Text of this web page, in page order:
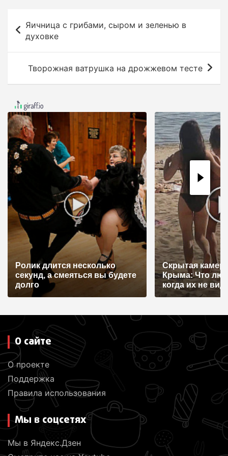
в
г
ц
и
я
п
о
з
а
п
и
м
Яичница с грибами, сыром и зеленью в
духовке
Творожная ватрушка на дрожжевом тесте
Ролик длится несколько
секунд, а смеяться вы будете
долго
Скрытая
Крыма: Что
когда их не
О сайте
О проекте
Поддержка
Правила использования
Мы в соцсетях
Мы в Яндекс.Дзен